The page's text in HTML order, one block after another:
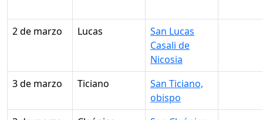
2 de marzo Lucas
San Lucas
Casali de
Nicosia
3 de marzo
Ticiano
San Ticiano,
obispo